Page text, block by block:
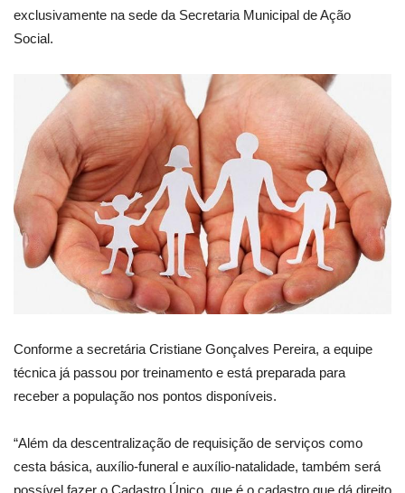
exclusivamente na sede da Secretaria Municipal de Ação
Social.
Conforme a secretária Cristiane Gonçalves Pereira, a equipe
técnica já passou por treinamento e está preparada para
receber a população nos pontos disponíveis.
“Além da descentralização de requisição de serviços como
cesta básica, auxílio-funeral e auxílio-natalidade, também será